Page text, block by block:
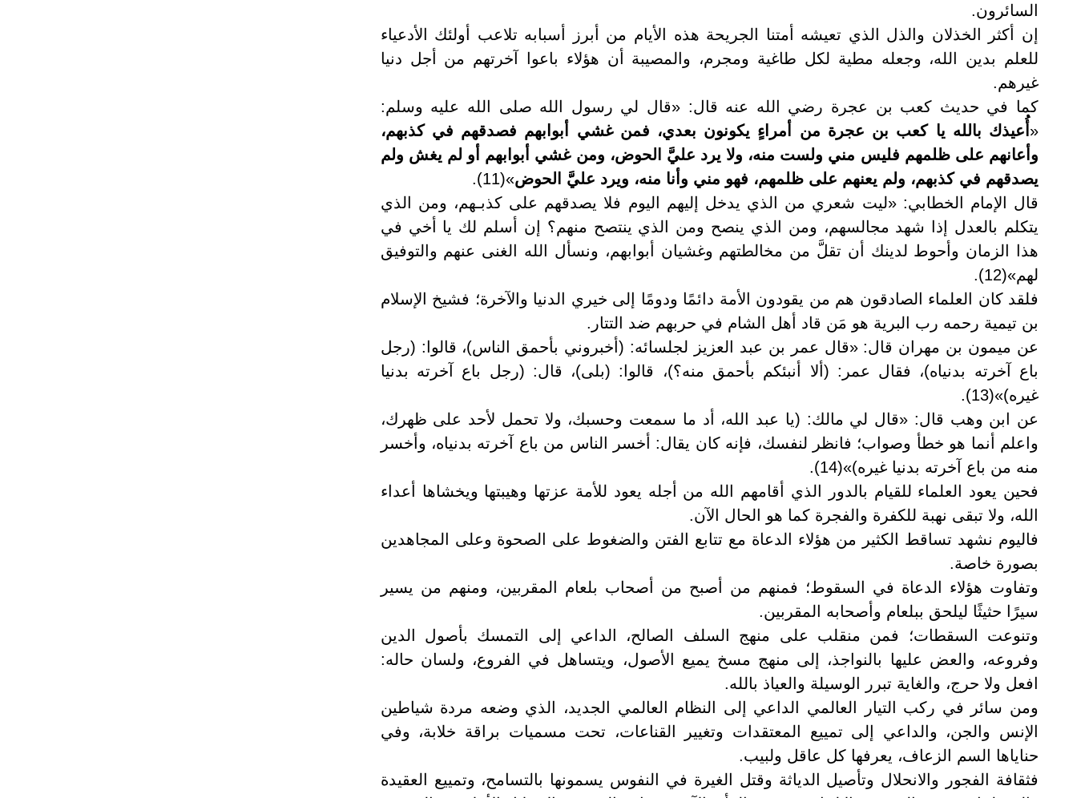
السائرون.
إن أكثر الخذلان والذل الذي تعيشه أمتنا الجريحة هذه الأيام من أبرز أسبابه تلاعب أولئك الأدعياء
للعلم بدين الله، وجعله مطية لكل طاغية ومجرم، والمصيبة أن هؤلاء باعوا آخرتهم من أجل دنيا
غيرهم.
كما في حديث كعب بن عجرة رضي الله عنه قال: «قال لي رسول الله صلى الله عليه وسلم:
« أُعيذك بالله يا كعب بن عجرة من أمراءٍ يكونون بعدي، فمن غشي أبوابهم فصدقهم في كذبهم،
وأعانهم على ظلمهم فليس مني ولست منه، ولا يرد عليَّ الحوض، ومن غشي أبوابهم أو لم يغش ولم
يصدقهم في كذبهم، ولم يعنهم على ظلمهم، فهو مني وأنا منه، ويرد عليَّ الحوض»(11).
قال الإمام الخطابي: «ليت شعري من الذي يدخل إليهم اليوم فلا يصدقهم على كذبـهم، ومن الذي
يتكلم بالعدل إذا شهد مجالسهم، ومن الذي ينصح ومن الذي ينتصح منهم؟ إن أسلم لك يا أخي في
هذا الزمان وأحوط لدينك أن تقلَّ من مخالطتهم وغشيان أبوابهم، ونسأل الله الغنى عنهم والتوفيق
لهم»(12).
فلقد كان العلماء الصادقون هم من يقودون الأمة دائمًا ودومًا إلى خيري الدنيا والآخرة؛ فشيخ الإسلام
بن تيمية رحمه رب البرية هو مَن قاد أهل الشام في حربهم ضد التتار.
عن ميمون بن مهران قال: «قال عمر بن عبد العزيز لجلسائه: (أخبروني بأحمق الناس)، قالوا: (رجل
باع آخرته بدنياه)، فقال عمر: (ألا أنبئكم بأحمق منه؟)، قالوا: (بلى)، قال: (رجل باع آخرته بدنيا
غيره)»(13).
عن ابن وهب قال: «قال لي مالك: (يا عبد الله، أد ما سمعت وحسبك، ولا تحمل لأحد على ظهرك،
واعلم أنما هو خطأ وصواب؛ فانظر لنفسك، فإنه كان يقال: أخسر الناس من باع آخرته بدنياه، وأخسر
منه من باع آخرته بدنيا غيره)»(14).
فحين يعود العلماء للقيام بالدور الذي أقامهم الله من أجله يعود للأمة عزتها وهيبتها ويخشاها أعداء
الله، ولا تبقى نهبة للكفرة والفجرة كما هو الحال الآن.
فاليوم نشهد تساقط الكثير من هؤلاء الدعاة مع تتابع الفتن والضغوط على الصحوة وعلى المجاهدين
بصورة خاصة.
وتفاوت هؤلاء الدعاة في السقوط؛ فمنهم من أصبح من أصحاب بلعام المقربين، ومنهم من يسير
سيرًا حثيثًا ليلحق ببلعام وأصحابه المقربين.
وتنوعت السقطات؛ فمن منقلب على منهج السلف الصالح، الداعي إلى التمسك بأصول الدين
وفروعه، والعض عليها بالنواجذ، إلى منهج مسخ يميع الأصول، ويتساهل في الفروع، ولسان حاله:
افعل ولا حرج، والغاية تبرر الوسيلة والعياذ بالله.
ومن سائر في ركب التيار العالمي الداعي إلى النظام العالمي الجديد، الذي وضعه مردة شياطين
الإنس والجن، والداعي إلى تمييع المعتقدات وتغيير القناعات، تحت مسميات براقة خلابة، وفي
حناياها السم الزعاف، يعرفها كل عاقل ولبيب.
فثقافة الفجور والانحلال وتأصيل الدياثة وقتل الغيرة في النفوس يسمونها بالتسامح، وتمييع العقيدة